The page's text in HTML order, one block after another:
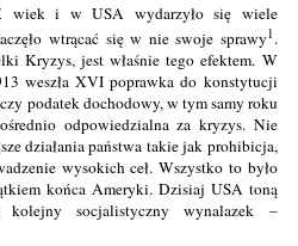
wiek i w USA wydarzyło się wiele
wtrącać się w nie swoje sprawy1 .
Kryzys, jest właśnie tego efektem. W
weszła XVI poprawka do konstytucji
podatek dochodowy, w tym samy roku
odpowiedzialna za kryzys. Nie
działania państwa takie jak prohibicja,
wysokich ceł. Wszystko to było
końca Ameryki. Dzisiaj USA toną
socjalistyczny wynalazek –